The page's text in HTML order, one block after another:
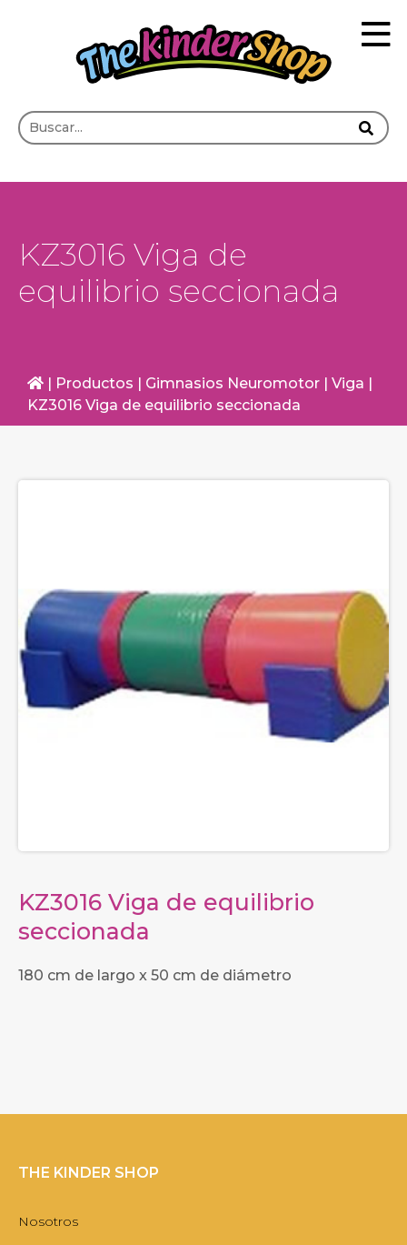
KZ3016 Viga de
equilibrio seccionada
| Productos | Gimnasios Neuromotor | Viga |
KZ3016 Viga de equilibrio seccionada
KZ3016 Viga de equilibrio
seccionada
180 cm de largo x 50 cm de diámetro
THE KINDER SHOP
Nosotros